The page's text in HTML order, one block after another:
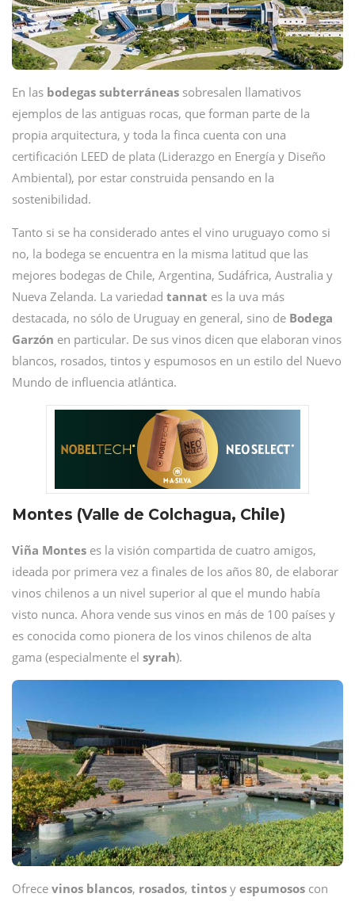
En las bodegas subterráneas sobresalen llamativos
ejemplos de las antiguas rocas, que forman parte de la
propia arquitectura, y toda la finca cuenta con una
certificación LEED de plata (Liderazgo en Energía y Diseño
Ambiental), por estar construida pensando en la
sostenibilidad.
Tanto si se ha considerado antes el vino uruguayo como si
no, la bodega se encuentra en la misma latitud que las
mejores bodegas de Chile, Argentina, Sudáfrica, Australia y
Nueva Zelanda. La variedad tannat es la uva más
destacada, no sólo de Uruguay en general, sino de Bodega
Garzón en particular. De sus vinos dicen que elaboran vinos
blancos, rosados, tintos y espumosos en un estilo del Nuevo
Mundo de influencia atlántica.
Montes (Valle de Colchagua, Chile)
Viña Montes es la visión compartida de cuatro amigos,
ideada por primera vez a finales de los años 80, de elaborar
vinos chilenos a un nivel superior al que el mundo había
visto nunca. Ahora vende sus vinos en más de 100 países y
es conocida como pionera de los vinos chilenos de alta
gama (especialmente el syrah).
Ofrece vinos blancos, rosados, tintos y espumosos con